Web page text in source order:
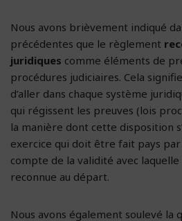
Nous avons brièvement indiqué
précédentes que le règlement
juridiques comme éléments de
procédures judiciaires. Cela
d’aller dans chaque système
qui régissent les preuves (lois
la manière dont cette disposition
exercice qui doit être fait pays
compte de la validité avec
reconnue au départ.
Nous avons également soulevé la